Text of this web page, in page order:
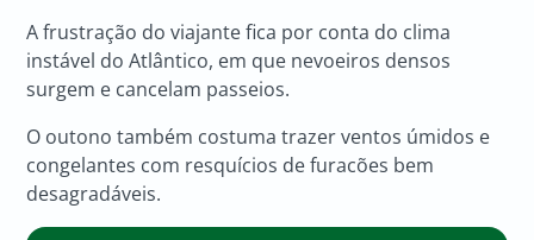
A frustração do viajante fica por conta do clima
instável do Atlântico, em que nevoeiros densos
surgem e cancelam passeios.
O outono também costuma trazer ventos úmidos e
congelantes com resquícios de furacões bem
desagradáveis.